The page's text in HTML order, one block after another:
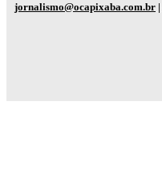
jornalismo@ocapixaba.com.br |